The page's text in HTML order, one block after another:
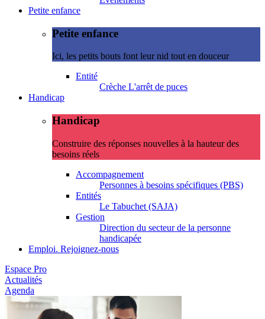
Petite enfance
Petite enfance
Ici, les petits bouts font leur nid tout en douceur
Entité
Crèche L'arrêt de puces
Handicap
Handicap
Construire des réponses nouvelles à la hauteur des
besoins réels
Accompagnement
Personnes à besoins spécifiques (PBS)
Entités
Le Tabuchet (SAJA)
Gestion
Direction du secteur de la personne
handicapée
Emploi. Rejoignez-nous
Espace Pro
Actualités
Agenda